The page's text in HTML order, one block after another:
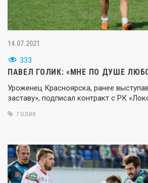
14.07.2021
333
ПАВЕЛ ГОЛИК: «МНЕ ПО ДУШЕ
Уроженец Красноярска, ранее
заставу», подписал контракт с РК
ГОЛИК